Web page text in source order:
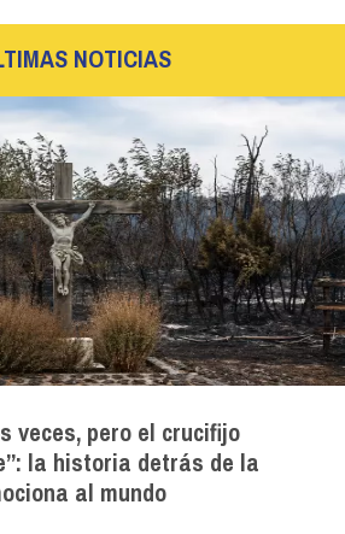
NOTICIAS
veces, pero el crucifijo
la historia detrás de la
al mundo